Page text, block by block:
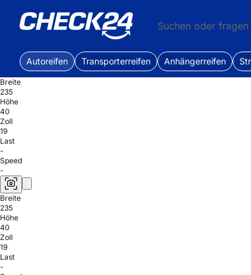
Suchen oder fragen
Autoreifen Transporterreifen Anhängerreifen
Breite
235
Höhe
40
Zoll
19
Last
-
Speed
-
Breite
235
Höhe
40
Zoll
19
Last
-